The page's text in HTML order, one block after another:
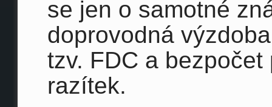
se jen o samotné
doprovodná
tzv. FDC a
razítek.